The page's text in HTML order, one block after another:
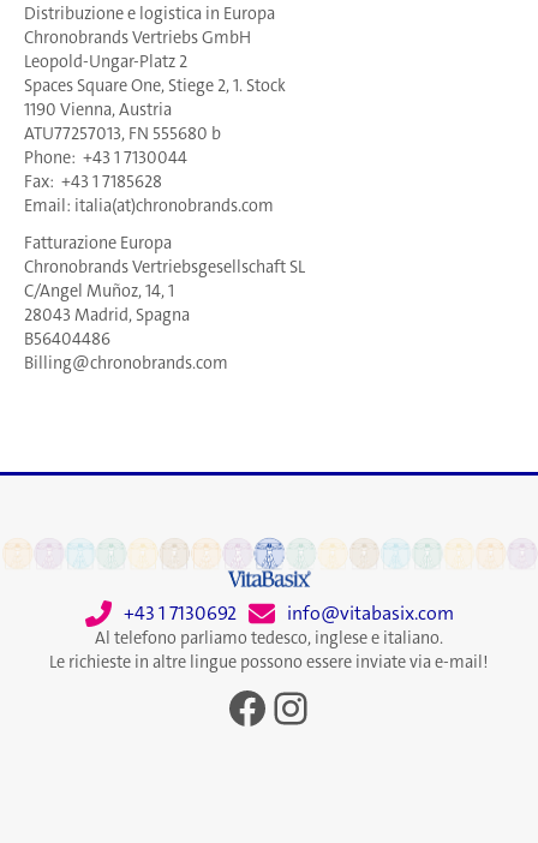
Distribuzione e logistica in Europa
Chronobrands Vertriebs GmbH
Leopold-Ungar-Platz 2
Spaces Square One, Stiege 2, 1. Stock
1190 Vienna, Austria
ATU77257013, FN 555680 b
Phone: +43 1 7130044
Fax: +43 1 7185628
Email: italia(at)chronobrands.com
Fatturazione Europa
Chronobrands Vertriebsgesellschaft SL
C/Angel Muñoz, 14, 1
28043 Madrid, Spagna
B56404486
Billing@chronobrands.com
+43 1 7130692 info@vitabasix.com
Al telefono parliamo tedesco, inglese e italiano.
Le richieste in altre lingue possono essere inviate via e-mail!
Facebook
Instagram